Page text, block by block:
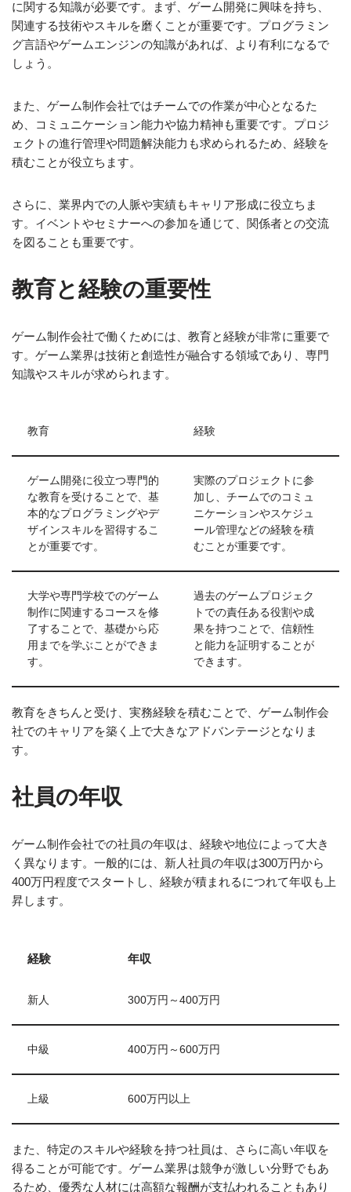
に関する知識が必要です。まず、ゲーム開発に興味を持ち、
関連する技術やスキルを磨くことが重要です。プログラミン
グ言語やゲームエンジンの知識があれば、より有利になるで
しょう。
また、ゲーム制作会社ではチームでの作業が中心となるた
め、コミュニケーション能力や協力精神も重要です。プロジ
ェクトの進行管理や問題解決能力も求められるため、経験を
積むことが役立ちます。
さらに、業界内での人脈や実績もキャリア形成に役立ちま
す。イベントやセミナーへの参加を通じて、関係者との交流
を図ることも重要です。
教育と経験の重要性
ゲーム制作会社で働くためには、教育と経験が非常に重要で
す。ゲーム業界は技術と創造性が融合する領域であり、専門
知識やスキルが求められます。
教育 経験
ゲーム開発に役立つ専門的
な教育を受けることで、基
本的なプログラミングやデ
ザインスキルを習得するこ
とが重要です。
実際のプロジェクトに参
加し、チームでのコミュ
ニケーションやスケジュ
ール管理などの経験を積
むことが重要です。
大学や専門学校でのゲーム
制作に関連するコースを修
了することで、基礎から応
用までを学ぶことができま
す。
過去のゲームプロジェク
トでの責任ある役割や成
果を持つことで、信頼性
と能力を証明することが
できます。
教育をきちんと受け、実務経験を積むことで、ゲーム制作会
社でのキャリアを築く上で大きなアドバンテージとなりま
す。
社員の年収
ゲーム制作会社での社員の年収は、経験や地位によって大き
く異なります。一般的には、新人社員の年収は300万円から
400万円程度でスタートし、経験が積まれるにつれて年収も上
昇します。
経験 年収
新人 300万円～400万円
中級 400万円～600万円
上級 600万円以上
また、特定のスキルや経験を持つ社員は、さらに高い年収を
得ることが可能です。ゲーム業界は競争が激しい分野でもあ
るため、優秀な人材には高額な報酬が支払われることもあり